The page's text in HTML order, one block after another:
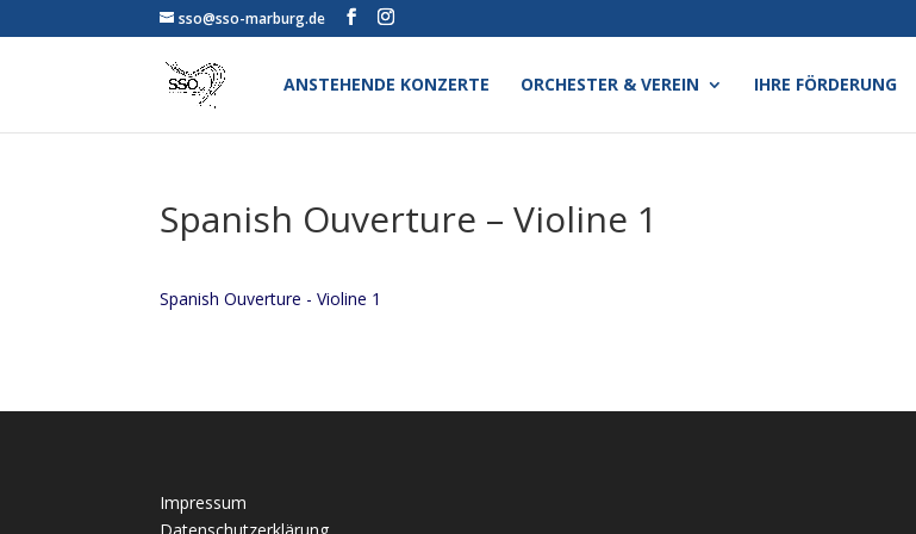
sso@sso-marburg.de
ANSTEHENDE KONZERTE ORCHESTER & VEREIN IHRE FÖRDERUNG
Spanish Ouverture – Violine 1
Spanish Ouverture - Violine 1
Impressum
Datenschutzerklärung